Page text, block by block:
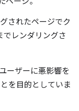
されたページでク
レンダリングさ
ーザーに悪影響を
を目的としていま